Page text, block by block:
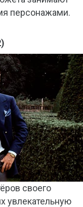
персонажами.
своего
увлекательную